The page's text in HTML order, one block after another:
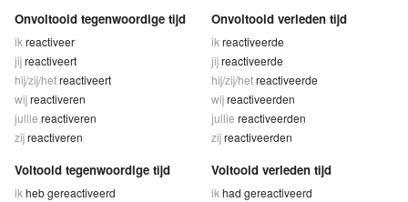
Onvoltooid tegenwoordige tijd
ik reactiveer
jijreactiveert
hij/zij/hetreactiveert
wijreactiveren
jullie reactiveren
zijreactiveren
Onvoltooid verleden tijd
ik reactiveerde
jijreactiveerde
hij/zij/hetreactiveerde
wijreactiveerden
jullie reactiveerden
zijreactiveerden
Voltooid tegenwoordige tijd
ik heb gereactiveerd
Voltooid verleden tijd
ik had gereactiveerd